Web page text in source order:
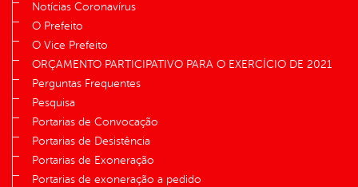
Notícias Coronavírus
O Prefeito
O Vice Prefeito
ORÇAMENTO PARTICIPATIVO PARA O EXERCÍCIO DE 2021
Perguntas Frequentes
Pesquisa
Portarias de Convocação
Portarias de Desistência
Portarias de Exoneração
Portarias de exoneração a pedido